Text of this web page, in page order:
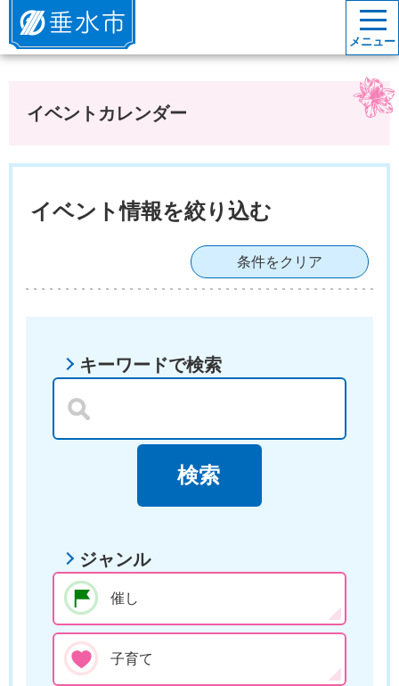
垂水市
メニュー
イベントカレンダー
イベント情報を絞り込む
条件をクリア
キーワードで検索
ジャンル
催し
子育て